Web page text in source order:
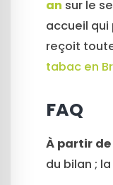
an sur le
accueil qui
reçoit
tabac en
FAQ
À partir
du bilan ;